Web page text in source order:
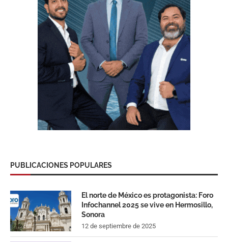
PUBLICACIONES POPULARES
El norte de México es protagonista: Foro
Infochannel 2025 se vive en Hermosillo,
Sonora
12 de septiembre de 2025